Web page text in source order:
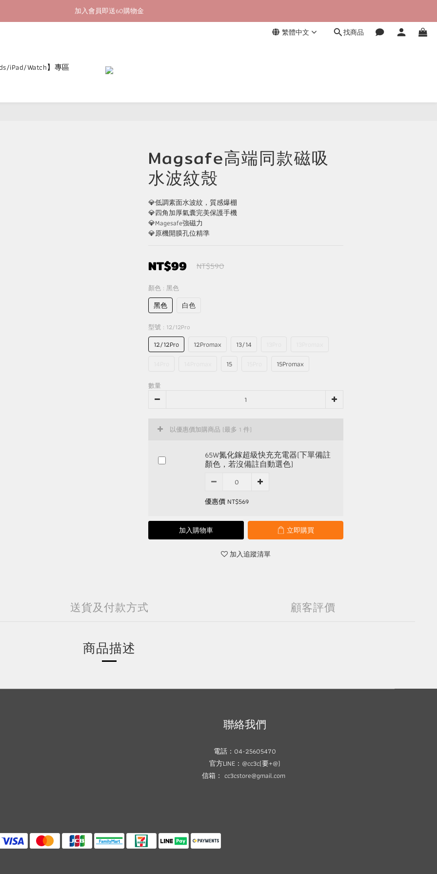
加入會員即送60購物金
加入會員即送60購物金
繁體中文 找商品
iPad/Watch】專區
Magsafe高端同款磁吸
水波紋殼
💎低調素面水波紋，質感爆棚
💎四角加厚氣囊完美保護手機
💎Magesafe強磁力
💎原機開膜孔位精準
NT$99 NT$590
顏色 : 黑色
黑色 白色
型號 : 12/12Pro
12/12Pro 12Promax 13/14
15 15Promax
數量
以優惠價加購商品 (最多 1 件)
65W氮化鎵超級快充充電器(下單備註
顏色，若沒備註自動選色)
優惠價 NT$569
加入購物車 立即購買
加入追蹤清單
送貨及付款方式 顧客評價
商品描述
聯絡我們
電話：04-25605470
官方LINE：@cc3c(要+@)
信箱： cc3cstore@gmail.com